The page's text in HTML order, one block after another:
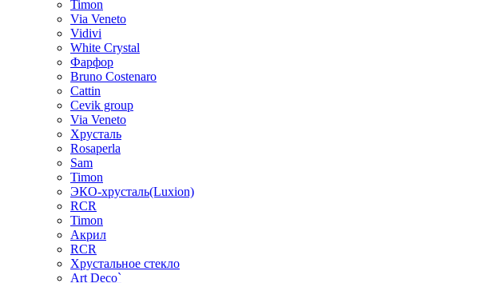
Timon
Via Veneto
Vidivi
White Crystal
Фарфор
Bruno Costenaro
Cattin
Cevik group
Via Veneto
Хрусталь
Rosaperla
Sam
Timon
ЭКО-хрусталь(Luxion)
RCR
Timon
Акрил
RCR
Хрустальное стекло
Art Deco`